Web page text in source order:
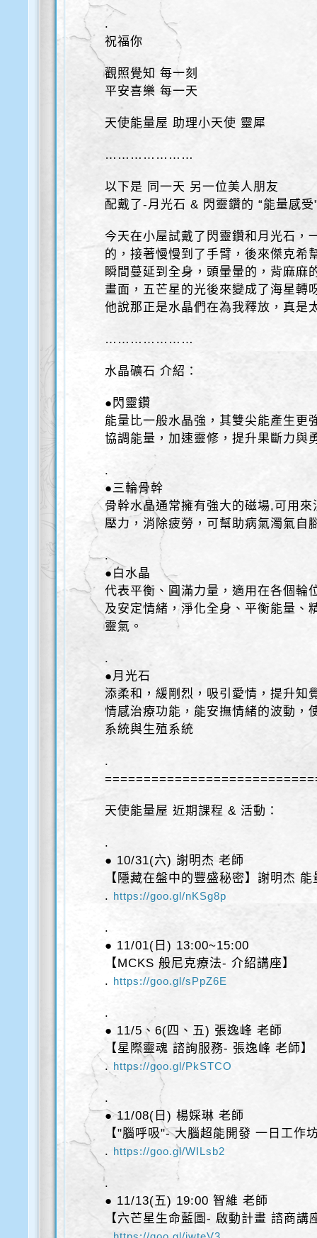
.
祝福你
觀照覺知 每一刻
平安喜樂 每一天
天使能量屋 助理小天使 靈犀
…………………
以下是 同一天 另一位美人朋友
配戴了-月光石 & 閃靈鑽的 “能量感
今天在小屋試戴了閃靈鑽和月光石，
的，接著慢慢到了手臂，後來傑克希
瞬間蔓延到全身，頭暈暈的，背麻麻
畫面，五芒星的光後來變成了海星轉
他說那正是水晶們在為我釋放，真是
…………………
水晶礦石 介紹：
●閃靈鑽
能量比一般水晶強，其雙尖能產生更
協調能量，加速靈修，提升果斷力與
.
●三輪骨幹
骨幹水晶通常擁有強大的磁場,可用
壓力，消除疲勞，可幫助病氣濁氣自
.
●白水晶
代表平衡、圓滿力量，適用在各個輪
及安定情緒，淨化全身、平衡能量、
靈氣。
.
●月光石
添柔和，緩剛烈，吸引愛情，提升知
情感治療功能，能安撫情緒的波動，
系統與生殖系統
.
天使能量屋 近期課程 & 活動：
.
● 10/31(六) 謝明杰 老師
【隱藏在盤中的豐盛秘密】謝明杰
. https://goo.gl/nKSg8p
.
● 11/01(日) 13:00~15:00
【MCKS 般尼克療法- 介紹講座】
. https://goo.gl/sPpZ6E
.
● 11/5、6(四、五) 張逸峰 老師
【星際靈魂 諮詢服務- 張逸峰 老師】
. https://goo.gl/PkSTCO
.
● 11/08(日) 楊婇琳 老師
【"腦呼吸"- 大腦超能開發 一日工作
. https://goo.gl/WILsb2
.
● 11/13(五) 19:00 智維 老師
【六芒星生命藍圖- 啟動計畫 諮商講